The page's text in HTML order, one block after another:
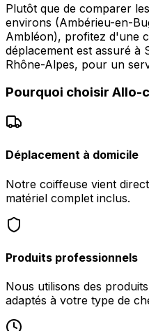
Plutôt que de comparer
environs (Ambérieu-en-
Ambléon), profitez d'une
déplacement est assuré à
Rhône-Alpes, pour un
Pourquoi choisir Allo-
Déplacement à domicile
Notre coiffeuse vient
matériel complet inclus.
Produits professionnels
Nous utilisons des
adaptés à votre type de